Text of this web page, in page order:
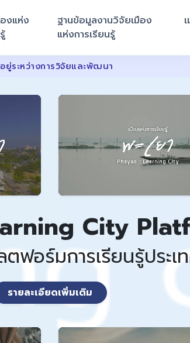
งแห่ง
ฐานข้อมูลงานวิจัยเมือง
แห่งการเรียนรู้
อยู่ระหว่างการวิจัยและพัฒนา
City
ฟอร์มการเรียนรู้ประเ
รายละเอียดเพิ่มเติม